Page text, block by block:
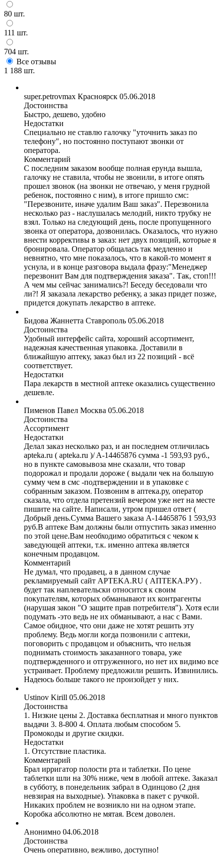
80 шт.
111 шт.
704 шт.
Все отзывы
1 188 шт.
super.petrovmax Красноярск 05.06.2018
Достоинства
Быстро, дешево, удобно
Недостатки
Специально не ставлю галочку "уточнить заказ по
телефону", но постоянно поступают звонки от
оператора.
Комментарий
С последним заказом вообще полная ерунда вышла,
галочку не ставила, чтобы не звонили, в итоге опять
прошел звонок (на звонки не отвечаю, у меня грудной
ребенок, постоянно с ним), в итоге пришло смс:
"Перезвоните, иначе удалим Ваш заказ". Перезвонила
несколько раз - наслушалась мелодий, никто трубку не
взял. Только на следующий день, после пропущенного
звонка от оператора, дозвонилась. Оказалось, что нужно
внести коррективы в заказ: нет двух позиций, которые я
бронировала. Оператор общалась так медленно и
невнятно, что мне показалось, что в какой-то момент я
уснула, и в конце разговора выдала фразу:"Менеджер
перезвонит Вам для подтверждения заказа". Так, стоп!!!
А чем мы сейчас занимались?! Беседу беседовали что
ли?! Я заказала лекарство ребенку, а заказ придет позже,
придется докупать лекарство в аптеке.
Бидова Жаннетта Ставрополь 05.06.2018
Достоинства
Удобный интерфейс сайта, хороший ассортимент,
надежная качественная упаковка. Доставили в
ближайшую аптеку, заказ был из 22 позиций - всё
соответствует.
Недостатки
Пара лекарств в местной аптеке оказались существенно
дешевле.
Пименов Павел Москва 05.06.2018
Достоинства
Ассортимент
Недостатки
Делал заказ несколько раз, и ан последнем отличилась
apteka.ru ( apteka.ru )/ A-14465876 сумма -1 593,93 руб.,
но в пункте самовывоза мне сказали, что товар
подорожал и продали дороже ( выдали чек на большую
сумму чем в смс -подтверждении и в упаковке с
собранным заказом. Позвоним в аптека.ру, оператор
сказала, что отдела претензий вечером уже нет на месте
пишите на сайте. Написали, утром пришел ответ (
Добрый день.Сумма Вашего заказа A-14465876 1 593,93
руб.В аптеке Вам должны были отпустить заказ именно
по этой цене.Вам необходимо обратиться с чеком к
заведующей аптеки, т.к. именно аптека является
конечным продавцом.
Комментарий
Не думал, что продавец, а в данном случае
рекламируемый сайт APTEKA.RU ( АПТЕКА.РУ) .
будет так наплевательски относится к своим
покупателям, которых обманывают их контрагенты
(нарушая закон "О защите прав потребителя"). Хотя если
подумать -это ведь не их обманывают, а нас с Вами.
Самое обидное, что они даже не хотят решить эту
проблему. Ведь могли когда позвонили с аптеки,
поговорить с продавцом и объяснить, что нельзя
поднимать стоимость заказанного товара, уже
подтвержденного и отгруженного, но нет их видимо все
устраивает. Проблему предложили решить. Извинились.
Надеюсь больше такого не произойдет у них.
Ustinov Kirill 05.06.2018
Достоинства
1. Низкие цены 2. Доставка бесплатная и много пунктов
выдачи 3. 8-800 4. Оплата любым способом 5.
Промокоды и другие скидки.
Недостатки
1. Отсутствие пластика.
Комментарий
Брал ирригатор полости рта и таблетки. По цене
таблетки шли на 30% ниже, чем в любой аптеке. Заказал
в субботу, в понедельник забрал в Одинцово (2 дня
невзирая на выходные). Упаковка в пакет с ручкой.
Никаких проблем не возникло ни на одном этапе.
Коробка абсолютно не мятая. Всем доволен.
Анонимно 04.06.2018
Достоинства
Очень оперативно, вежливо, доступно!